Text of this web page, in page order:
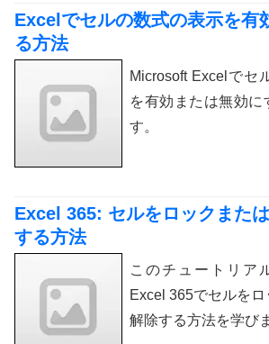
Excelでセルの数式の表示を有
る方法
Microsoft Excelでセ
を有効または無効に
す。
Excel 365: セルをロックまた
する方法
このチュートリア
Excel 365でセルを
解除する方法を学び